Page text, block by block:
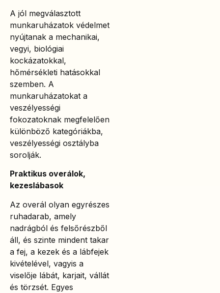
A jól megválasztott
munkaruházatok védelmet
nyújtanak a mechanikai,
vegyi, biológiai
kockázatokkal,
hőmérsékleti hatásokkal
szemben. A
munkaruházatokat a
veszélyességi
fokozatoknak megfelelően
különböző kategóriákba,
veszélyességi osztályba
sorolják.
Praktikus overálok,
kezeslábasok
Az overál olyan egyrészes
ruhadarab, amely
nadrágból és felsőrészből
áll, és szinte mindent takar
a fej, a kezek és a lábfejek
kivételével, vagyis a
viselője lábát, karjait, vállát
és törzsét. Egyes